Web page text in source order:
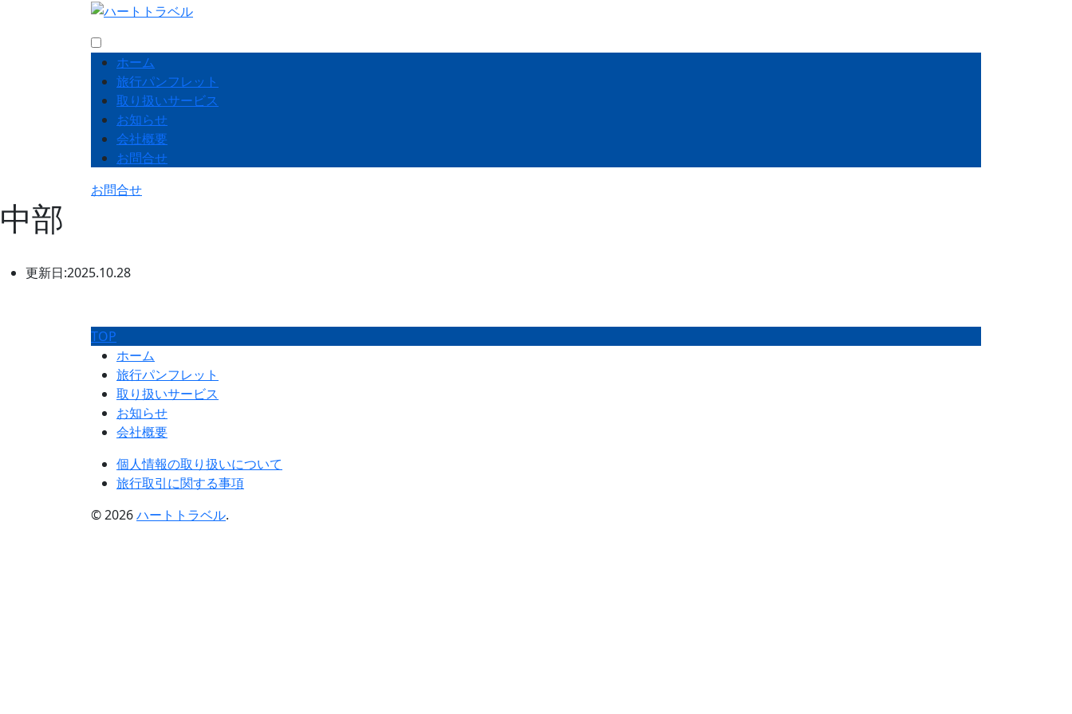
ホーム
旅行パンフレット
取り扱いサービス
お知らせ
会社概要
お問合せ
お問合せ
中部
更新日:2025.10.28
TOP
ホーム
旅行パンフレット
取り扱いサービス
お知らせ
会社概要
個人情報の取り扱いについて
旅行取引に関する事項
© 2026ハートトラベル.